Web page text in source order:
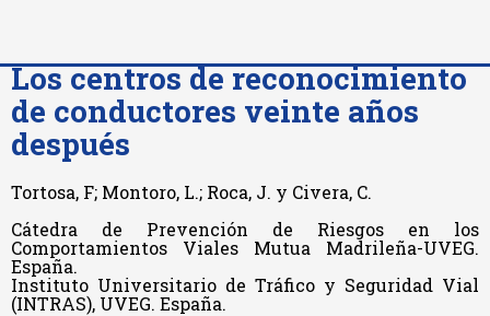
Los centros de reconocimiento
de conductores veinte años
después
Tortosa, F; Montoro, L.; Roca, J. y Civera, C.
Cátedra de Prevención de Riesgos en los
Comportamientos Viales Mutua Madrileña-UVEG.
España.
Instituto Universitario de Tráfico y Seguridad Vial
(INTRAS), UVEG. España.